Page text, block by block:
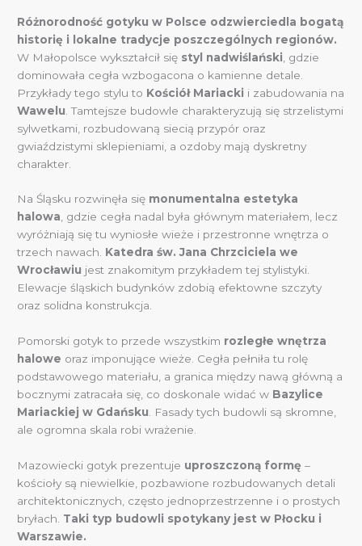
Różnorodność gotyku w Polsce odzwierciedla bogatą
historię i lokalne tradycje poszczególnych regionów.
W Małopolsce wykształcił się styl nadwiślański , gdzie
dominowała cegła wzbogacona o kamienne detale.
Przykłady tego stylu to Kościół Mariacki i zabudowania na
Wawelu . Tamtejsze budowle charakteryzują się strzelistymi
sylwetkami, rozbudowaną siecią przypór oraz
gwiaździstymi sklepieniami, a ozdoby mają dyskretny
charakter.
Na Śląsku rozwinęła się monumentalna estetyka
halowa, gdzie cegła nadal była głównym materiałem, lecz
wyróżniają się tu wyniosłe wieże i przestronne wnętrza o
trzech nawach. Katedra św. Jana Chrzciciela we
Wrocławiu jest znakomitym przykładem tej stylistyki.
Elewacje śląskich budynków zdobią efektowne szczyty
oraz solidna konstrukcja.
Pomorski gotyk to przede wszystkim rozległe wnętrza
halowe oraz imponujące wieże. Cegła pełniła tu rolę
podstawowego materiału, a granica między nawą główną a
bocznymi zatracała się, co doskonale widać w Bazylice
Mariackiej w Gdańsku. Fasady tych budowli są skromne,
ale ogromna skala robi wrażenie.
Mazowiecki gotyk prezentuje uproszczoną formę –
kościoły są niewielkie, pozbawione rozbudowanych detali
architektonicznych, często jednoprzestrzenne i o prostych
bryłach. Taki typ budowli spotykany jest w Płocku i
Warszawie.